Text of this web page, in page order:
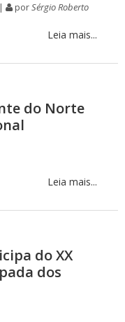
porSérgio Roberto
Leia mais...
do Norte
Leia mais...
do XX
dos